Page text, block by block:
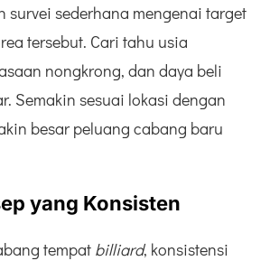
survei sederhana mengenai target
tersebut. Cari tahu usia
nongkrong, dan daya beli
Semakin sesuai lokasi dengan
besar peluang cabang baru
yang Konsisten
tempat billiard, konsistensi